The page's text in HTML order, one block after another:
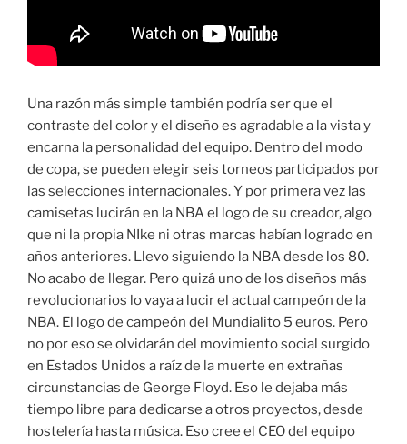
Una razón más simple también podría ser que el
contraste del color y el diseño es agradable a la vista y
encarna la personalidad del equipo. Dentro del modo
de copa, se pueden elegir seis torneos participados por
las selecciones internacionales. Y por primera vez las
camisetas lucirán en la NBA el logo de su creador, algo
que ni la propia NIke ni otras marcas habían logrado en
años anteriores. Llevo siguiendo la NBA desde los 80.
No acabo de llegar. Pero quizá uno de los diseños más
revolucionarios lo vaya a lucir el actual campeón de la
NBA. El logo de campeón del Mundialito 5 euros. Pero
no por eso se olvidarán del movimiento social surgido
en Estados Unidos a raíz de la muerte en extrañas
circunstancias de George Floyd. Eso le dejaba más
tiempo libre para dedicarse a otros proyectos, desde
hostelería hasta música. Eso cree el CEO del equipo